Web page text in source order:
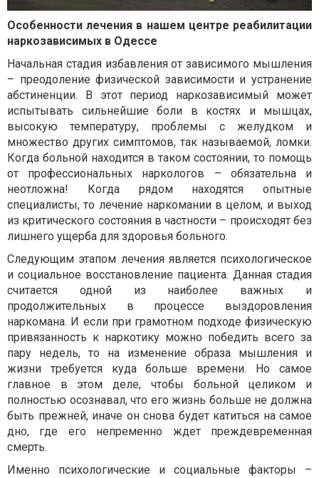
Особенности лечения в нашем центре реабилитации
наркозависимых в Одессе
Начальная стадия избавления от зависимого мышления
– преодоление физической зависимости и устранение
абстиненции. В этот период наркозависимый может
испытывать сильнейшие боли в костях и мышцах,
высокую температуру, проблемы с желудком и
множество других симптомов, так называемой, ломки.
Когда больной находится в таком состоянии, то помощь
от профессиональных наркологов – обязательна и
неотложна! Когда рядом находятся опытные
специалисты, то лечение наркомании в целом, и выход
из критического состояния в частности – происходят без
лишнего ущерба для здоровья больного.
Следующим этапом лечения является психологическое
и социальное восстановление пациента. Данная стадия
считается одной из наиболее важных и
продолжительных в процессе выздоровления
наркомана. И если при грамотном подходе физическую
привязанность к наркотику можно победить всего за
пару недель, то на изменение образа мышления и
жизни требуется куда больше времени. Но самое
главное в этом деле, чтобы больной целиком и
полностью осознавал, что его жизнь больше не должна
быть прежней, иначе он снова будет катиться на самое
дно, где его непременно ждет преждевременная
смерть.
Именно психологические и социальные факторы –